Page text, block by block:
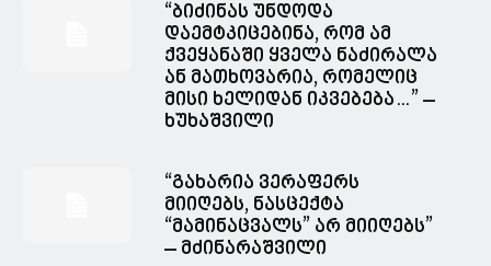
“ბიძინას უნდოდა
დაემტკიცებინა, რომ ამ
ქვეყანაში ყველა ნაძირალა
ან მათხოვარია, რომელიც
მისი ხელიდან იკვებება…” –
ხუხაშვილი
“გახარია ვერაფერს
მიიღებს, ნასცექტა
“მამინაცვალს” არ მიიღებს”
– მძინარაშვილი